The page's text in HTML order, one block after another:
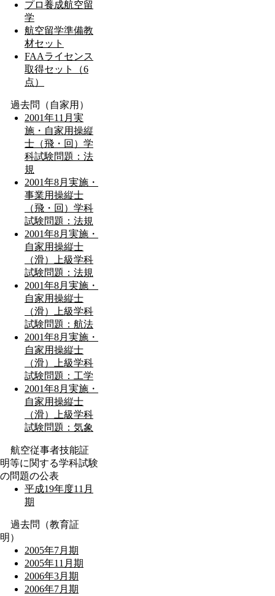
プロ養成航空留
学
航空留学準備教
材セット
FAAライセンス
取得セット（6
点）
過去問（自家用）
2001年11月実
施・自家用操縦
士（飛・回）学
科試験問題：法
規
2001年8月実施・
事業用操縦士
（飛・回）学科
試験問題：法規
2001年8月実施・
自家用操縦士
（滑）上級学科
試験問題：法規
2001年8月実施・
自家用操縦士
（滑）上級学科
試験問題：航法
2001年8月実施・
自家用操縦士
（滑）上級学科
試験問題：工学
2001年8月実施・
自家用操縦士
（滑）上級学科
試験問題：気象
航空従事者技能証
明等に関する学科試験
の問題の公表
平成19年度11月
期
過去問（教育証
明）
2005年7月期
2005年11月期
2006年3月期
2006年7月期